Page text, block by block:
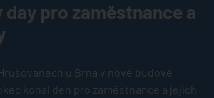
day pro zaměstnance a
u Brna v nové budově
konal den pro zaměstnance a jejich